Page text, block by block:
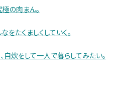
の肉まん。
たくましくしていく。
自炊をして一人で暮らしてみたい。